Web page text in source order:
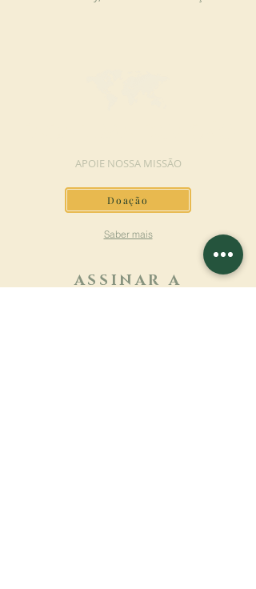
APOIE NOSSA MISSÃO
Doação
Saber mais
ASSINAR A